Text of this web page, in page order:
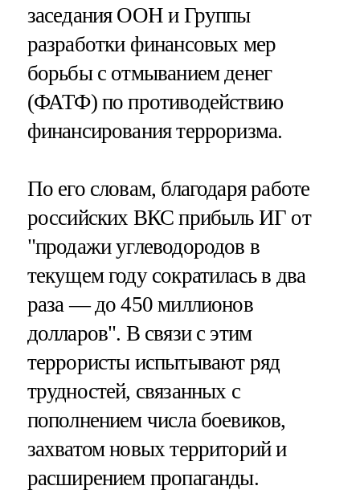
заседания ООН и Группы
разработки финансовых мер
борьбы с отмыванием денег
(ФАТФ) по противодействию
финансирования терроризма.
По его словам, благодаря работе
российских ВКС прибыль ИГ от
"продажи углеводородов в
текущем году сократилась в два
раза — до 450 миллионов
долларов". В связи с этим
террористы испытывают ряд
трудностей, связанных с
пополнением числа боевиков,
захватом новых территорий и
расширением пропаганды.